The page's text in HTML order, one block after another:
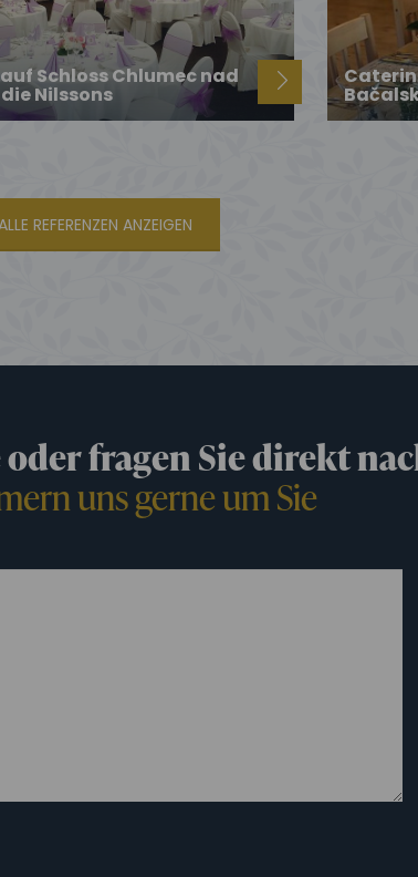
Schloss Chlumec nad
Nilssons
REFERENZEN ANZEIGEN
oder fragen Sie direkt
uns gerne um Sie